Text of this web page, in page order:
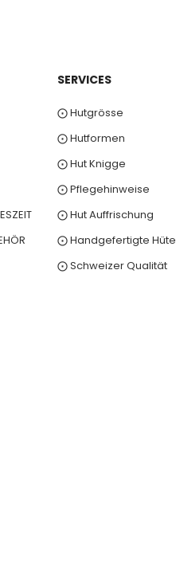
SERVICES
⨀ Hutgrösse
⨀ Hutformen
⨀ Hut Knigge
⨀ Pflegehinweise
⨀ Hut Auffrischung
⨀ Handgefertigte Hüte
⨀ Schweizer Qualität